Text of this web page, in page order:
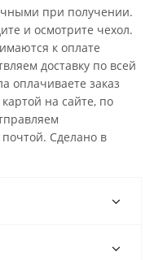
при получении.
и осмотрите чехол.
к оплате
доставку по всей
оплачиваете заказ
на сайте, по
Сделано в